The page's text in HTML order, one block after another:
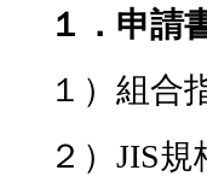
１．申請
１）組合
２） JIS規